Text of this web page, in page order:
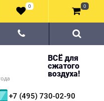
ВСЁ для
сжатого
воздуха!
+7 (495) 730-02-90
0 0